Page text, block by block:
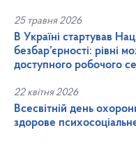
25 травня 2026
В Україні стартував
безбар’єрності: рівні
доступного робочого
22 квітня 2026
Всесвітній день
здорове